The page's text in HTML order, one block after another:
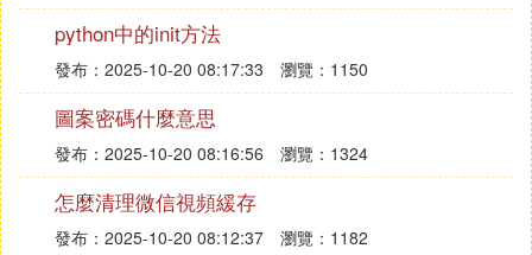
python中的init方法
發布：2025-10-20 08:17:33 瀏覽：1150
圖案密碼什麼意思
發布：2025-10-20 08:16:56 瀏覽：1324
怎麼清理微信視頻緩存
發布：2025-10-20 08:12:37 瀏覽：1182